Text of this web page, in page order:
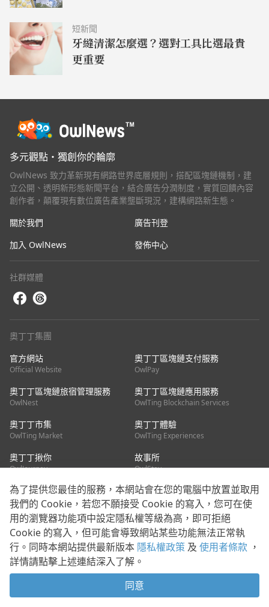
短新聞
牙縫清潔怎麼選？選對工具比選最貴
更重要
多元觀點・獨創你的輪廓
OwlNews 致力革新現有網路世界底層規則，搭配區塊鏈機制，建
立公開、透明新形態新聞平台，結合廣告分潤制度，實質回饋內容
創作者，顛覆現有數位廣告產業壟斷現況，建構網路新生態。
關於我們
廣告刊登
加入 OwlNews
發佈中心
社群媒體
奧丁丁集團
官方網站
Official Website
奧丁丁區塊鏈支付服務
OwlPay
奧丁丁區塊鏈旅宿管理服務
OwlNest
奧丁丁區塊鏈應用服務
OwlTing Blockchain Services
奧丁丁市集
OwlTing Market
奧丁丁體驗
OwlTing Experiences
奧丁丁揪你
OwlJourney
故事所
OwlStay
聯絡我們
客服信箱：mediapartner@owlting.com
服務信箱 / 廣告洽詢：info_owlnews@owlting.com
媒體合作 / 新聞稿提供：mediapartner@owlting.com
本平台之內容符合第三方智慧財產權規範，若有疑慮歡迎來信告
為了提供您最佳的服務，本網站會在您的電腦中放置並取用
我們的 Cookie，若您不願接受 Cookie 的寫入，您可在使
用的瀏覽器功能項中設定隱私權等級為高，即可拒絕
Cookie 的寫入，但可能會導致網站某些功能無法正常執
行。同時本網站提供最新版本 隱私權政策 及 使用者條款 ，
詳情請點擊上述連結深入了解。
同意